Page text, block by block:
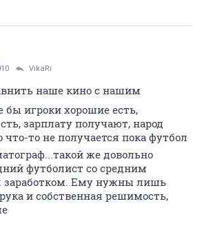
VikaRi
наше кино с нашим
бы игроки хорошие есть,
зарплату получают, народ
то не получается пока футбол
же довольно
футболист со средним
заработком. Ему нужны лишь
и собственная решимость,